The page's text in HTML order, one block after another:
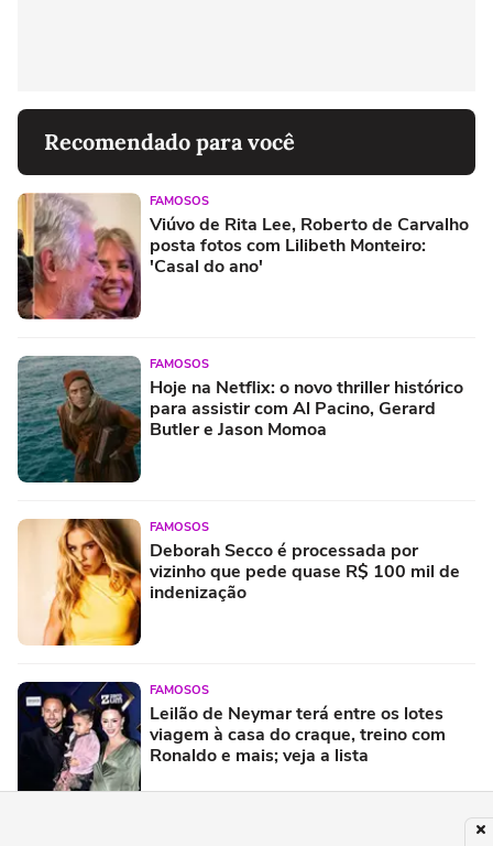
Recomendado para você
FAMOSOS
Viúvo de Rita Lee, Roberto de Carvalho
posta fotos com Lilibeth Monteiro:
'Casal do ano'
FAMOSOS
Hoje na Netflix: o novo thriller histórico
para assistir com Al Pacino, Gerard
Butler e Jason Momoa
FAMOSOS
Deborah Secco é processada por
vizinho que pede quase R$ 100 mil de
indenização
FAMOSOS
Leilão de Neymar terá entre os lotes
viagem à casa do craque, treino com
Ronaldo e mais; veja a lista